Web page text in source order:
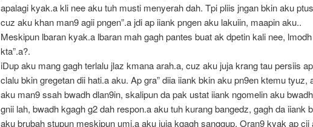
apalagi kyak.a kli nee aku tuh musti menyerah dah. Tpi pliis jngan bkin aku
cuz aku khan man9 agii pngen”.a jdi ap iiank pngen aku lakuiin, maapin aku..
Meskipun lbaran kyak.a lbaran mah gagh pantes buat ak dpetin kali nee,
kta”.a?.
iDup aku mang gagh terlalu jlaz kmana arah.a, cuz aku juja krang tau persiis
clalu bkin gregetan dii hati.a aku. Ap gra” diia iiank bkin aku pn9en ktemu tyuz,
aku man9 ssah bwadh dlan9in, skalipun da pak ustat iiank ngomelin aku
gnii lah, bwadh kgagh g2 dah respon.a aku tuh kurang bangedz, gagh da iiank
aku brubah stupun meskipun umi.a aku juja kgagh sanggup. Oran9 kyak ap cii